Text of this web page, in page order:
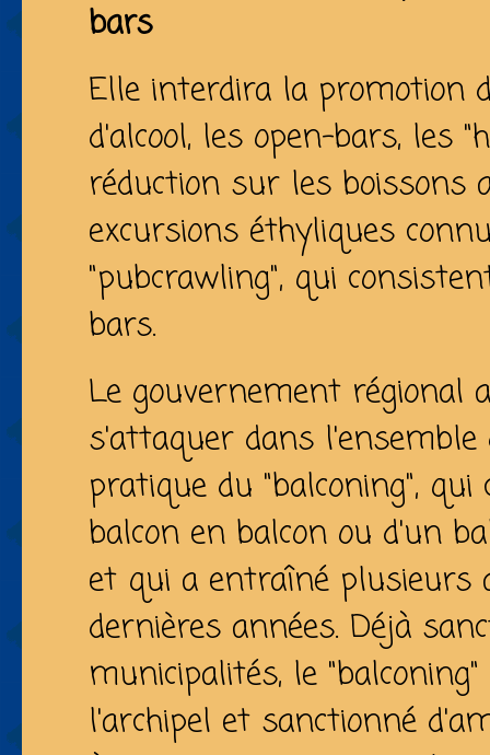
bars
Elle interdira la promotion
d'alcool, les open-bars, les
réduction sur les boissons
excursions éthyliques
"pubcrawling", qui
bars.
Le gouvernement régional
s'attaquer dans l'ensemble
pratique du "balconing",
balcon en balcon ou d'un
et qui a entraîné plusieurs
dernières années. Déjà
municipalités, le
l'archipel et sanctionné